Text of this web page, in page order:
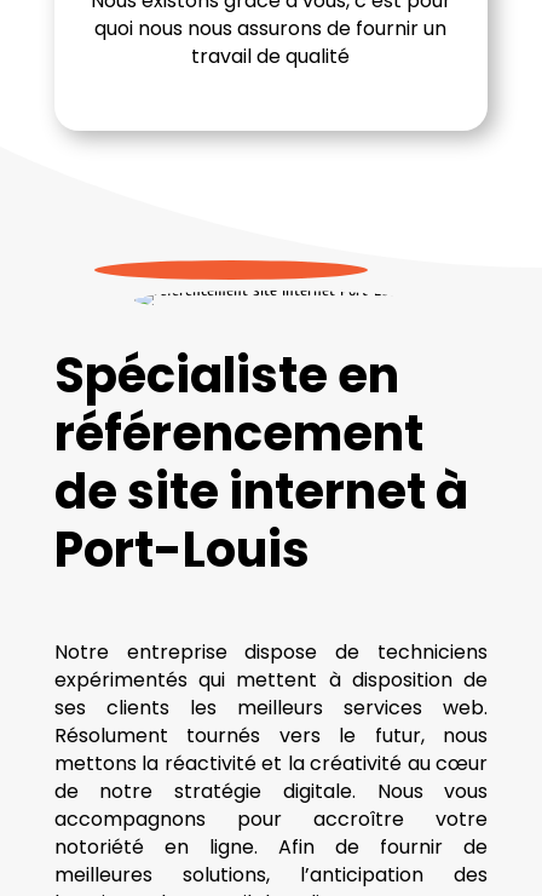
quoi nous nous assurons de fournir un
travail de qualité
Spécialiste en
référencement
de site internet à
Port-Louis
Notre entreprise dispose de techniciens
expérimentés qui mettent à disposition de
ses clients les meilleurs services web.
Résolument tournés vers le futur, nous
mettons la réactivité et la créativité au cœur
de notre stratégie digitale. Nous vous
accompagnons pour accroître votre
notoriété en ligne. Afin de fournir de
meilleures solutions, l’anticipation des